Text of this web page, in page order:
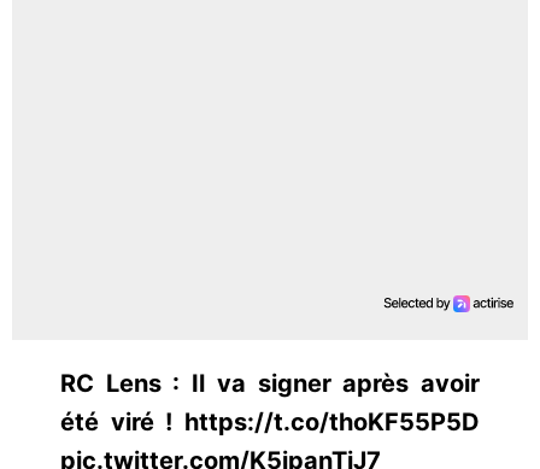
RC Lens : Il va signer après avoir
été viré ! https://t.co/thoKF55P5D
pic.twitter.com/K5ipanTiJ7